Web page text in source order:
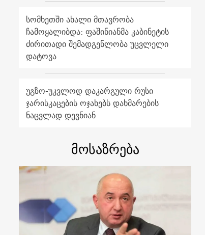
სომხეთში ახალი მთავრობა
ჩამოყალიბდა: ფაშინიანმა კაბინეტის
ძირითადი შემადგენლობა უცვლელი
დატოვა
უგზო-უკვლოდ დაკარგული რუსი
ჯარისკაცების ოჯახებს დახმარების
ნაცვლად დევნიან
მოსაზრება